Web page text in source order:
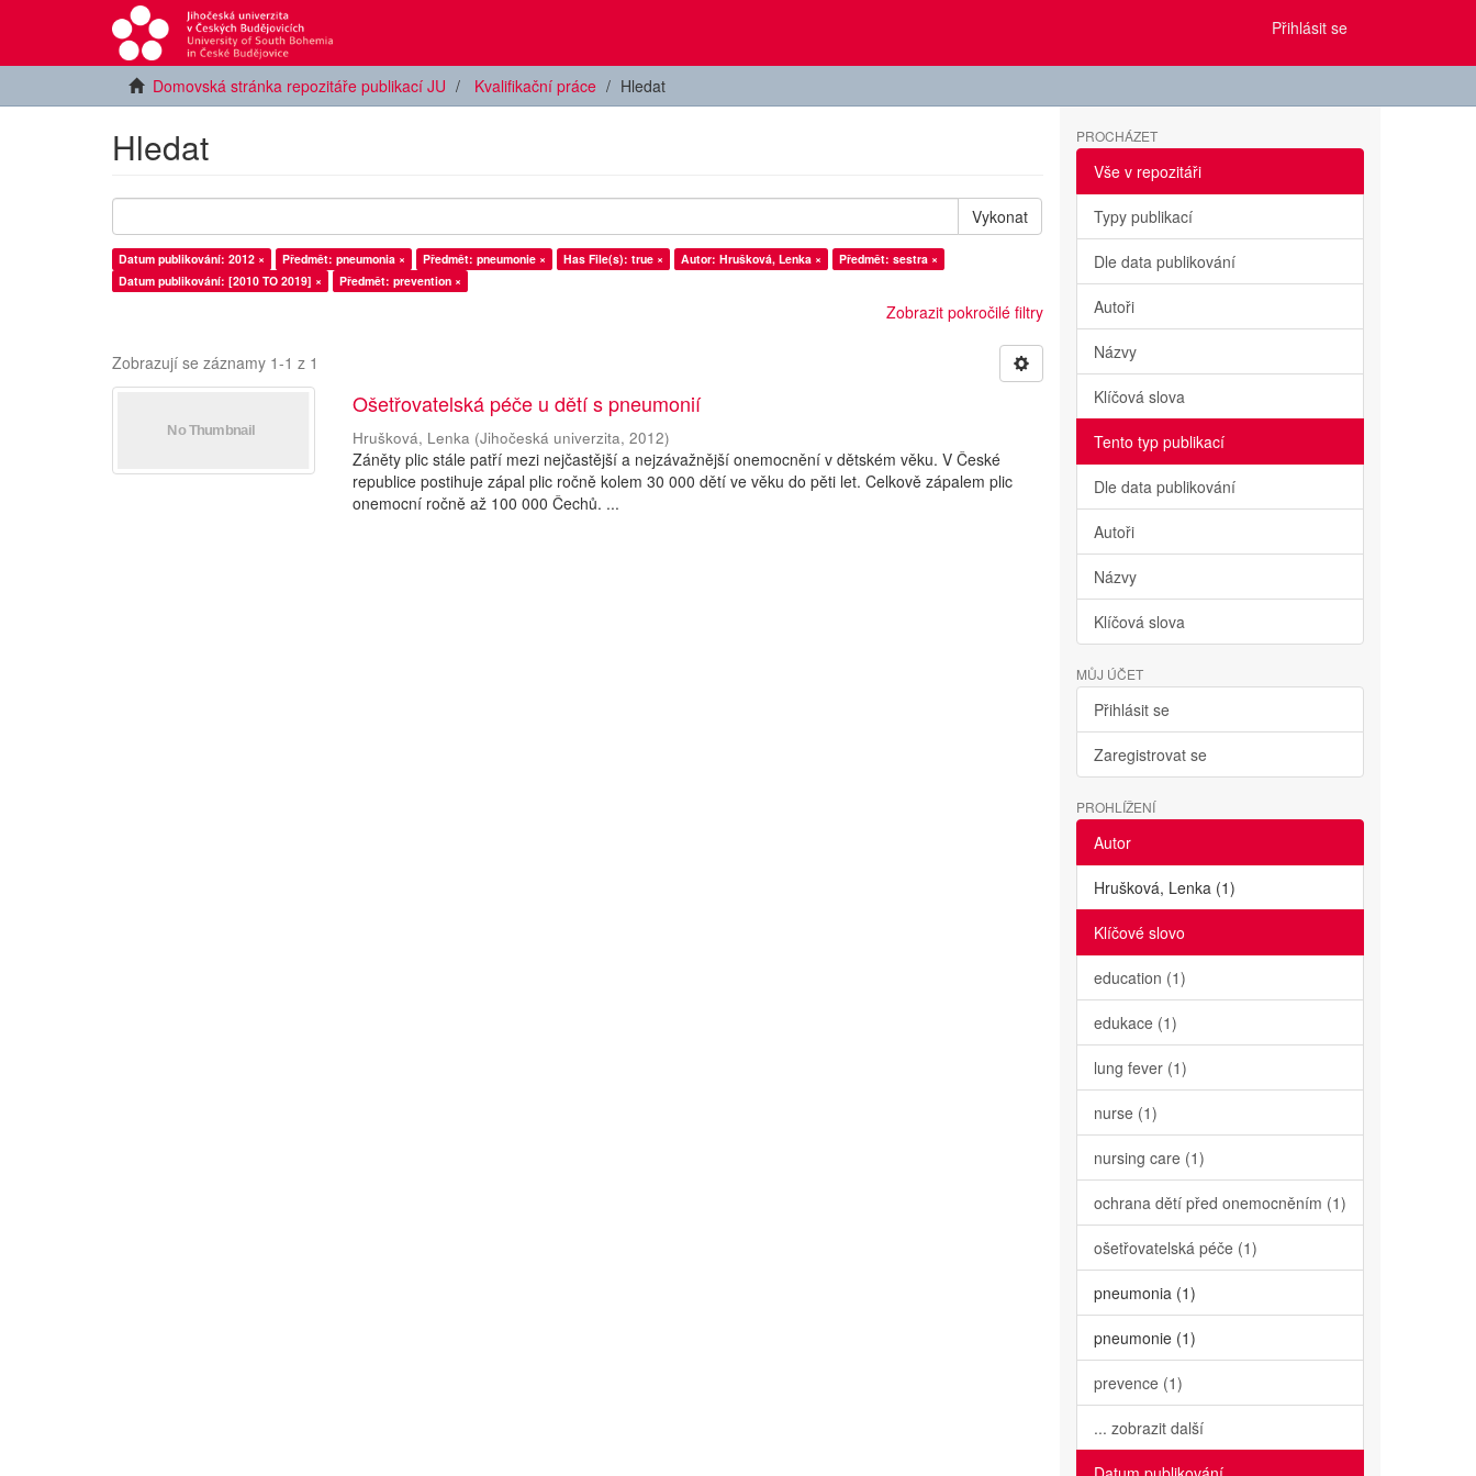
Přihlásit se
Domovská stránka repozitáře publikací JU Kvalifikační práce Hledat
Hledat
Vykonat
Datum publikování: 2012 × Předmět: pneumonia × Předmět: pneumonie × Has File(s): true × Autor: Hrušková, Lenka ×
Předmět: sestra ×
Datum publikování: [2010 TO 2019] ×
Předmět: prevention ×
Zobrazit pokročilé filtry
Zobrazují se záznamy 1-1 z 1
Ošetřovatelská péče u dětí s pneumonií
Hrušková, Lenka (Jihočeská univerzita,2012)
Záněty plic stále patří mezi nejčastější a nejzávažnější onemocnění v dětském věku. V České
republice postihuje zápal plic ročně kolem 30 000 dětí ve věku do pěti let. Celkově zápalem plic
onemocní ročně až 100 000 Čechů. ...
PROCHÁZET
Vše v repozitáři
Typy publikací
Dle data publikování
Autoři
Názvy
Klíčová slova
Tento typ publikací
Dle data publikování
Autoři
Názvy
Klíčová slova
MŮJ ÚČET
Přihlásit se
Zaregistrovat se
PROHLÍŽENÍ
Autor
Hrušková, Lenka (1)
Klíčové slovo
education (1)
edukace (1)
lung fever (1)
nurse (1)
nursing care (1)
ochrana dětí před onemocněním (1)
ošetřovatelská péče (1)
pneumonia (1)
pneumonie (1)
prevence (1)
... zobrazit další